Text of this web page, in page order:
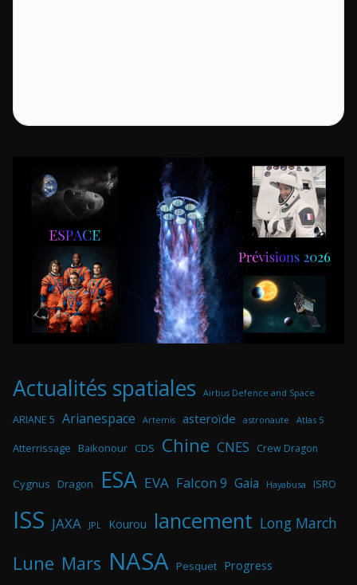
Actualités spatiales Airbus Defence and Space
ARIANE 5 Arianespace Artemis asteroïde astronaute Atlas 5
Atterrissage Baikonour CDS Chine CNES Crew Dragon
Cygnus Dragon ESA EVA Falcon 9 Gaia Hayabusa ISRO
ISS JAXA JPL Kourou lancement Long March
Lune Mars NASA Pesquet Progress